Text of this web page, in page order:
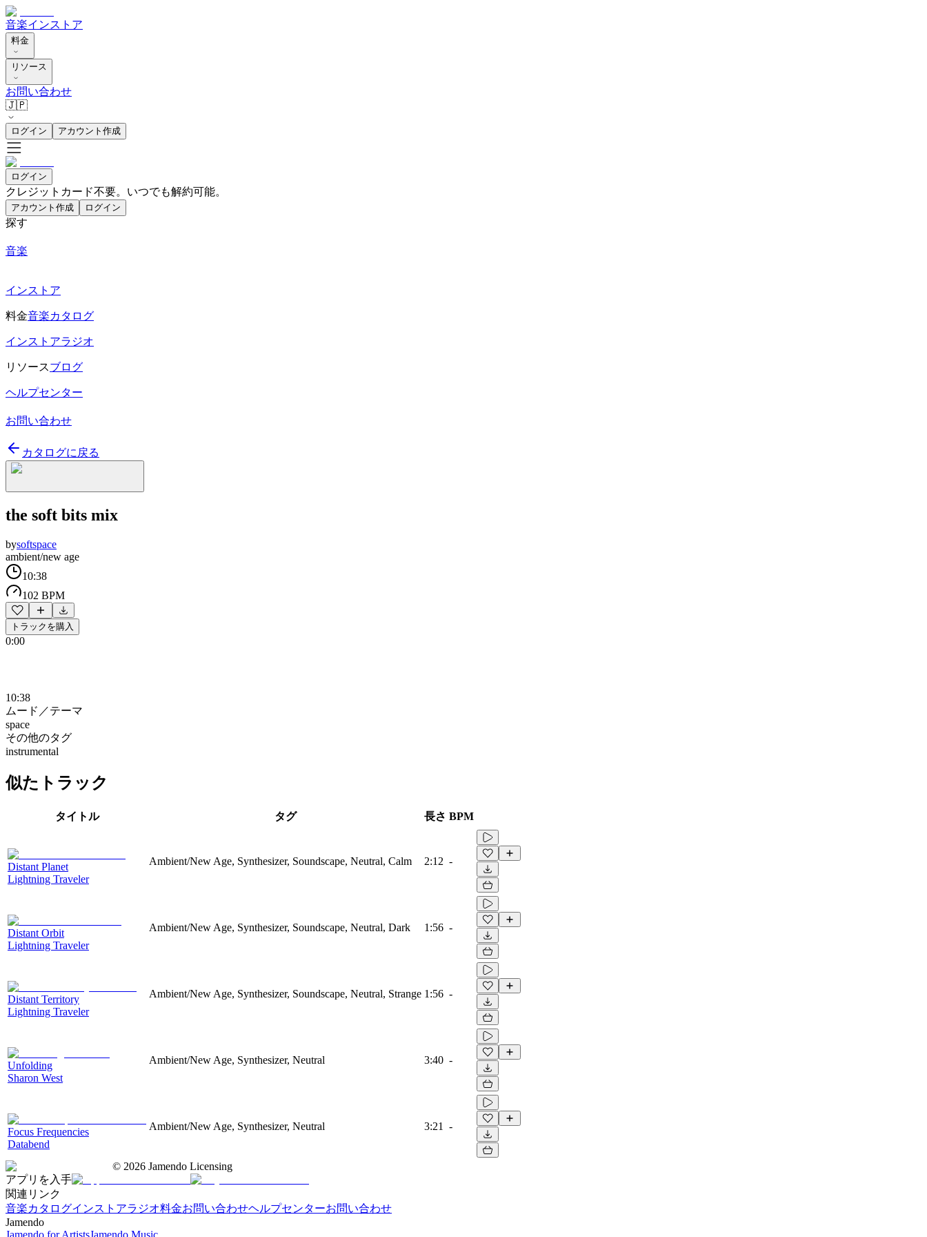
音楽インストア
料金
リソース
お問い合わせ
🇯🇵
ログイン アカウント作成
ログイン
クレジットカード不要。いつでも解約可能。
アカウント作成 ログイン
探す
音楽
インストア
料金音楽カタログ
インストアラジオ
リソースブログ
ヘルプセンター
お問い合わせ
カタログに戻る
the soft bits mix
bysoftspace
ambient/new age
10:38
102 BPM
トラックを購入
0:00
10:38
ムード／テーマ
space
その他のタグ
instrumental
似たトラック
タイトル タグ 長さ BPM
Distant Planet
Lightning Traveler
Ambient/New Age, Synthesizer, Soundscape, Neutral, Calm 2:12 -
Distant Orbit
Lightning Traveler
Ambient/New Age, Synthesizer, Soundscape, Neutral, Dark 1:56 -
Distant Territory
Lightning Traveler
Ambient/New Age, Synthesizer, Soundscape, Neutral, Strange 1:56 -
Unfolding
Sharon West
Ambient/New Age, Synthesizer, Neutral 3:40 -
Focus Frequencies
Databend
Ambient/New Age, Synthesizer, Neutral 3:21 -
© 2026 Jamendo Licensing
アプリを入手
関連リンク
音楽カタログインストアラジオ料金お問い合わせヘルプセンターお問い合わせ
Jamendo
Jamendo for ArtistsJamendo Music